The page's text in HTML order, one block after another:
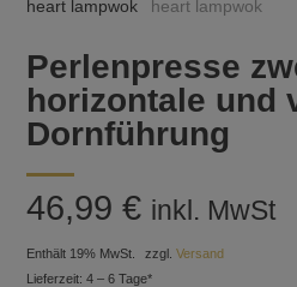
Perlenpresse
horizontale und
Dornführung
46,99€ inkl. MwSt
Enthält 19% MwSt. zzgl.Versand
Lieferzeit: 4 – 6 Tage*